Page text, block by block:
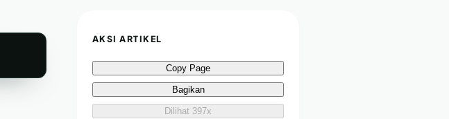
AKSI ARTIKEL
Copy Page
Bagikan
Dilihat 397x